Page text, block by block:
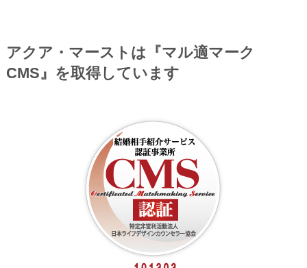
アクア・マーストは『マル適マーク
CMS』を取得しています